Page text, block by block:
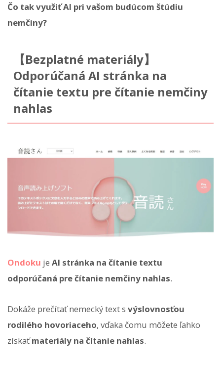
Čo tak využiť AI pri vašom budúcom štúdiu
nemčiny?
【Bezplatné materiály】
Odporúčaná AI stránka na
čítanie textu pre čítanie nemčiny
nahlas
Ondoku je AI stránka na čítanie textu
odporúčaná pre čítanie nemčiny nahlas.
Dokáže prečítať nemecký text s výslovnosťou
rodilého hovoriaceho, vďaka čomu môžete ľahko
získaťmateriály na čítanie nahlas.